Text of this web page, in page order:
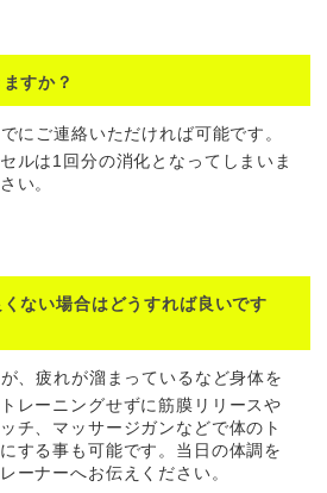
すか？
にご連絡いただければ可能です。
ルは1回分の消化となってしまいま
い。
ない場合はどうすれば良いです
、疲れが溜まっているなど身体を
レーニングせずに筋膜リリースや
チ、マッサージガンなどで体のト
する事も可能です。当日の体調を
ーナーへお伝えください。